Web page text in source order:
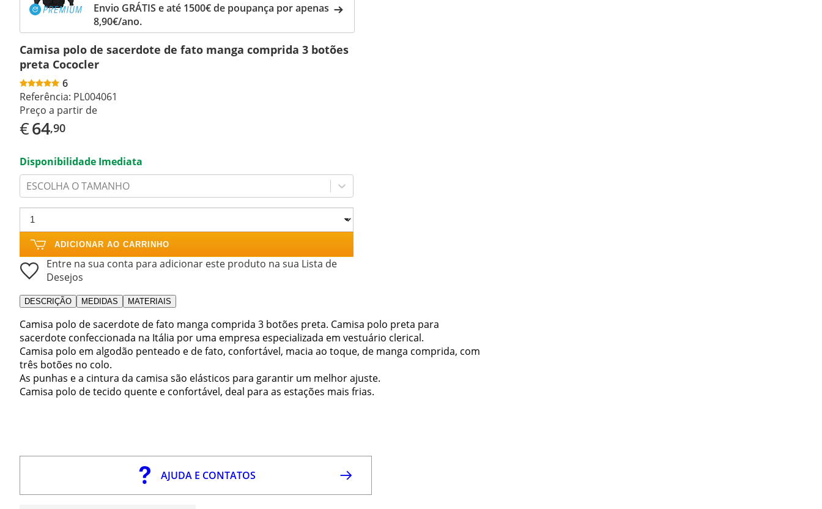
Envio GRÁTIS e até 1500€ de poupança por apenas
8,90€/ano.
Camisa polo de sacerdote de fato manga comprida 3 botões
preta Cococler
6
Referência: PL004061
Preço a partir de
€64,90
Disponibilidade Imediata
ESCOLHA O TAMANHO
ADICIONAR AO CARRINHO
Entre na sua conta para adicionar este produto na sua Lista de
Desejos
DESCRIÇÃO MEDIDAS MATERIAIS
Camisa polo de sacerdote de fato manga comprida 3 botões preta. Camisa polo preta para
sacerdote confeccionada na Itália por uma empresa especializada em vestuário clerical.
Camisa polo em algodão penteado e de fato, confortável, macia ao toque, de manga comprida, com
três botões no colo.
As punhas e a cintura da camisa são elásticos para garantir um melhor ajuste.
Camisa polo de tecido quente e confortável, deal para as estações mais frias.
AJUDA E CONTATOS